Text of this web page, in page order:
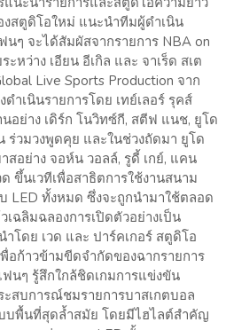
สตูดิโอใหม่ แนะนำทีมผู้ดำเนิน
นๆ จะได้สัมผัสจากรายการ NBA on
หว่าง เอียน อีเกิล และ จาเร็ด สเต
Live Sports Production จาก
ำเนินรายการโดย เทย์เลอร์ รุคส์
อย่าง เดิร์ก โนวิทซ์กี, สตีฟ แนช, ยูโด
ร่วมวงพูดคุย และในช่วงถัดมา ยูโด
สอย่าง จอห์น วอลล์, รูดี้ เกย์, แคน
ขึ้นเวทีเพื่อสาธิตการใช้งานสนาม
LED ทั้งหมด ซึ่งจะถูกนำมาใช้ตลอด
ฉลิมฉลองการเปิดตัวอย่างเป็น
โดย เวด และ ปาร์คเกอร์ สตูดิโอ
อก้าวข้ามขีดจำกัดของฉากรายการ
นๆ รู้สึกใกล้ชิดเกมการแข่งขัน
สบการณ์ชมรายการบาสเกตบอล
บพื้นที่สุดล้ำสมัย โดยมีไฮไลต์สำคัญ